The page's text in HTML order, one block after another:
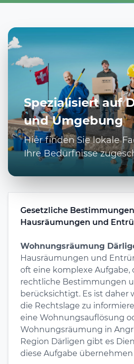
Spezialisiert auf
und Umgebung
Hier finden Sie lokale
Ihre Bedürfnisse
Gesetzliche
Hausräumungen und
Wohnungsräumung
Hausräumungen und
oft eine komplexe Aufgabe,
rechtliche Bestimmungen
berücksichtigt. Es ist daher
die Rechtslage zu
eine Wohnungsauflösung
Wohnungsräumung in
Region Därligen gibt es
diese Aufgabe